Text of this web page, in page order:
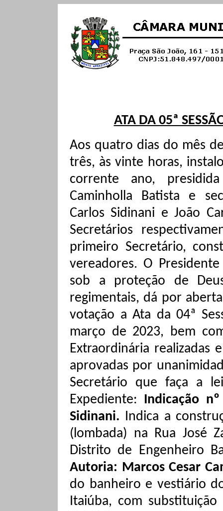
ATA DA 05ª
Aos quatro dias do mês
três, às vinte horas,
corrente ano,
Caminholla Batista e
Carlos Sidinani e João
Secretários
primeiro Secretário,
vereadores. O
sob a proteção de
regimentais, dá por
votação a Ata da 04ª
março de 2023, bem
Extraordinária realizadas
aprovadas por
Secretário que faça a
Expediente: Indicação
Sidinani. Indica a
(lombada) na Rua José
Distrito de Engenheiro
Autoria: Marcos Cesar
do banheiro e vestiário
Itaiúba, com substituição